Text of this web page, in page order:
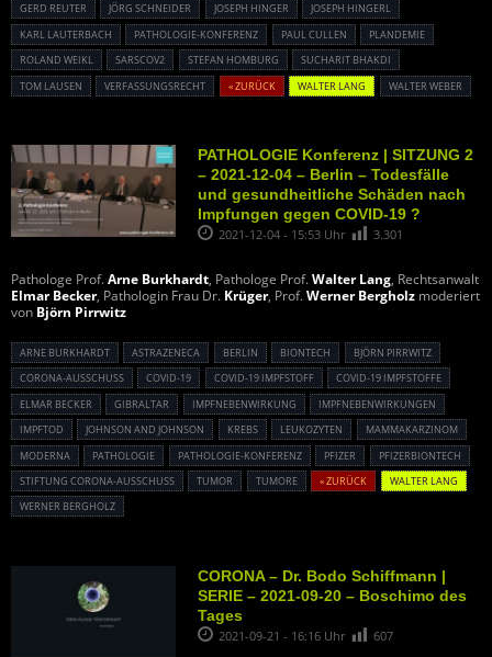
GERD REUTER
JÖRG SCHNEIDER JOSEPH HINGER
JOSEPH HINGERL
KARL LAUTERBACH
PATHOLOGIE-KONFERENZ PAUL CULLEN
PLANDEMIE
ROLAND WEIKL
SARSCOV2 STEFAN HOMBURG
SUCHARIT BHAKDI
TOM LAUSEN
VERFASSUNGSRECHT « ZURÜCK WALTER LANG WALTER WEBER
PATHOLOGIE Konferenz | SITZUNG 2
– 2021-12-04 – Berlin – Todesfälle
und gesundheitliche Schäden nach
Impfungen gegen COVID-19 ?
2021-12-04 - 15:53 Uhr 3.301
Pathologe Prof.Arne Burkhardt, Pathologe Prof.Walter Lang, Rechtsanwalt
Elmar Becker, Pathologin Frau Dr. Krüger, Prof.Werner Bergholz moderiert
von Björn Pirrwitz
ARNE BURKHARDT ASTRAZENECA BERLIN BIONTECH
BJÖRN PIRRWITZ
CORONA-AUSSCHUSS
COVID-19 COVID-19 IMPFSTOFF
COVID-19 IMPFSTOFFE
ELMAR BECKER
GIBRALTAR IMPFNEBENWIRKUNG
IMPFNEBENWIRKUNGEN
IMPFTOD
JOHNSON AND JOHNSON KREBS LEUKOZYTEN
MAMMAKARZINOM
MODERNA
PATHOLOGIE PATHOLOGIE-KONFERENZ PFIZER
PFIZERBIONTECH
STIFTUNG CORONA-AUSSCHUSS
TUMOR TUMORE « ZURÜCK
WALTER LANG
WERNER BERGHOLZ
CORONA – Dr. Bodo Schiffmann |
SERIE – 2021-09-20 – Boschimo des
Tages
2021-09-21 - 16:16 Uhr 607